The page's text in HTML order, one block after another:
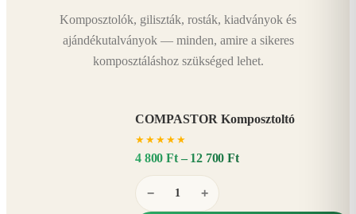
Komposztolók, giliszták, rosták, kiadványok és
ajándékutalványok — minden, amire a sikeres
komposztáláshoz szükséged lehet.
COMPASTOR Komposztoltó
★ ★ ★ ★ ★
4 800 Ft – 12 700 Ft
− +